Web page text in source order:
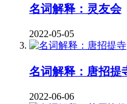
名词解释：灵友会
2022-05-05
名词解释：唐招提
2022-06-06